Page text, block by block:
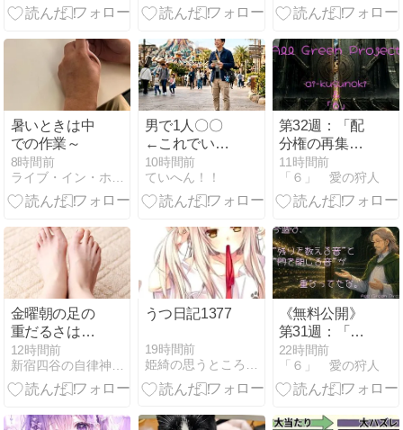
暑いときは中
での作業～
8時間前
ライブ・イン・ホープ
男で1人〇〇
←これでいち
ばん難易度高
いのなに？
10時間前
ていへん！！
第32週：「配
分権の再集中
と 境界管理の
再武装」 ― 世
界が“通すも
の”を選び始
11時間前
「６」 愛の狩人
金曜朝の足の
重だるさは、
歩きすぎだけ
が原因ではあ
りません
12時間前
新宿四谷の自律神経専門 気功整体 「上気元」
うつ日記1377
19時間前
姫綺の思うところ うつと共存する日々
《無料公開》
第31週：「有
限資源の再配
分 と 境界管理
の再強化」 ―
量”と“入口”を
22時間前
「６」 愛の狩人